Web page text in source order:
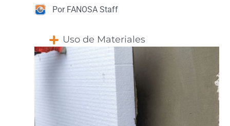
Por FANOSA Staff
Uso de Materiales